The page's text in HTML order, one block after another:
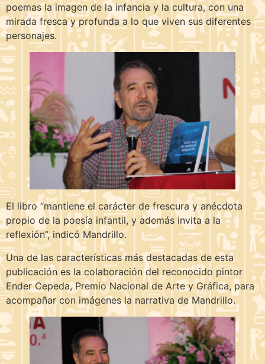
poemas la imagen de la infancia y la cultura, con una
mirada fresca y profunda a lo que viven sus diferentes
personajes.
El libro “mantiene el carácter de frescura y anécdota
propio de la poesía infantil, y además invita a la
reflexión”, indicó Mandrillo.
Una de las características más destacadas de esta
publicación es la colaboración del reconocido pintor
Ender Cepeda, Premio Nacional de Arte y Gráfica, para
acompañar con imágenes la narrativa de Mandrillo.